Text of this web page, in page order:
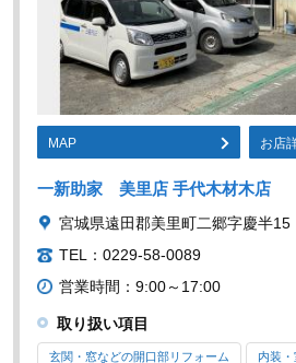
MAP お店
一新助家 美里店 手代木材木店
宮城県遠田郡美里町二郷字慶半15
TEL：0229-58-0089
営業時間：9:00～17:00
取り扱い項目
玄関・窓などの開口部リフォーム 内装